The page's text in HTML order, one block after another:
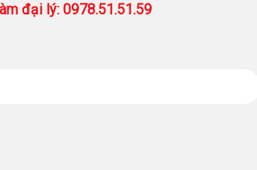
đại lý: 0978.51.51.59